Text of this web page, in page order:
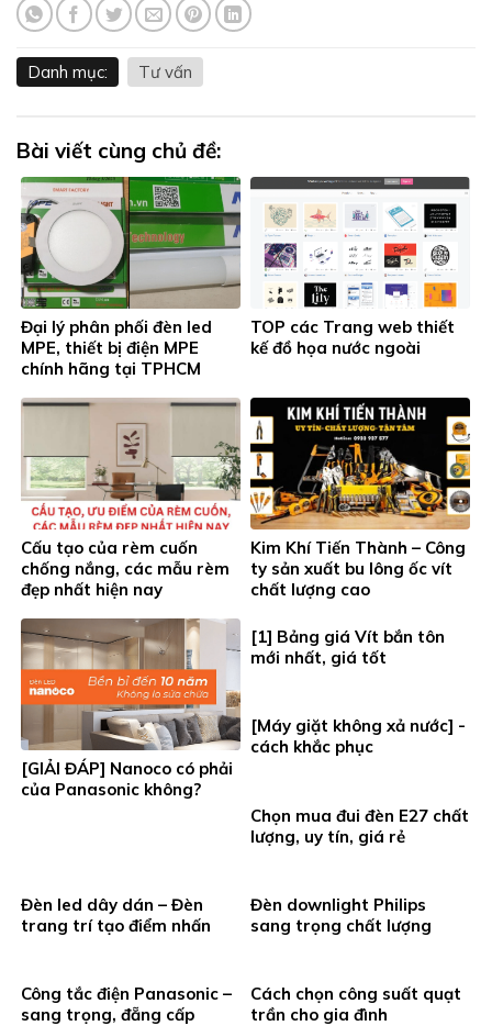
Danh mục: Tư vấn
Bài viết cùng chủ đề:
Đại lý phân phối đèn led
MPE, thiết bị điện MPE
chính hãng tại TPHCM
TOP các Trang web thiết
kế đồ họa nước ngoài
Cấu tạo của rèm cuốn
chống nắng, các mẫu rèm
đẹp nhất hiện nay
Kim Khí Tiến Thành – Công
ty sản xuất bu lông ốc vít
chất lượng cao
[GIẢI ĐÁP] Nanoco có phải
của Panasonic không?
[1] Bảng giá Vít bắn tôn
mới nhất, giá tốt
[Máy giặt không xả nước] -
cách khắc phục
Chọn mua đui đèn E27 chất
lượng, uy tín, giá rẻ
Đèn led dây dán – Đèn
trang trí tạo điểm nhấn
Đèn downlight Philips
sang trọng chất lượng
Công tắc điện Panasonic –
sang trọng, đẵng cấp
Cách chọn công suất quạt
trần cho gia đình